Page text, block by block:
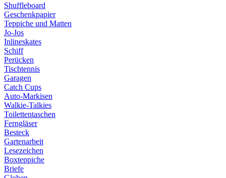
Shuffleboard
Geschenkpapier
Teppiche und Matten
Jo-Jos
Inlineskates
Schiff
Perücken
Tischtennis
Garagen
Catch Cups
Auto-Markisen
Walkie-Talkies
Toilettentaschen
Ferngläser
Besteck
Gartenarbeit
Lesezeichen
Boxteppiche
Briefe